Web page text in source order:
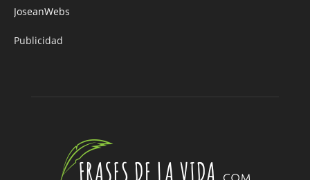
JoseanWebs
Publicidad